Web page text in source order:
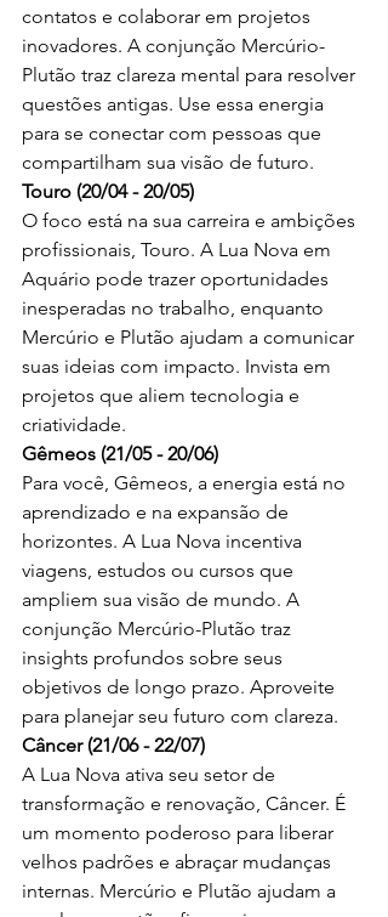
contatos e colaborar em projetos
inovadores. A conjunção Mercúrio-
Plutão traz clareza mental para resolver
questões antigas. Use essa energia
para se conectar com pessoas que
compartilham sua visão de futuro.
Touro (20/04 - 20/05)
O foco está na sua carreira e ambições
profissionais, Touro. A Lua Nova em
Aquário pode trazer oportunidades
inesperadas no trabalho, enquanto
Mercúrio e Plutão ajudam a comunicar
suas ideias com impacto. Invista em
projetos que aliem tecnologia e
criatividade.
Gêmeos (21/05 - 20/06)
Para você, Gêmeos, a energia está no
aprendizado e na expansão de
horizontes. A Lua Nova incentiva
viagens, estudos ou cursos que
ampliem sua visão de mundo. A
conjunção Mercúrio-Plutão traz
insights profundos sobre seus
objetivos de longo prazo. Aproveite
para planejar seu futuro com clareza.
Câncer (21/06 - 22/07)
A Lua Nova ativa seu setor de
transformação e renovação, Câncer. É
um momento poderoso para liberar
velhos padrões e abraçar mudanças
internas. Mercúrio e Plutão ajudam a